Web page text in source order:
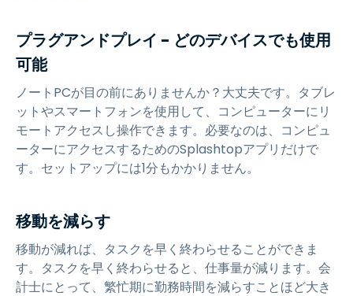
プラグアンドプレイ - どのデバイスでも使用
可能
ノートPCが目の前にありませんか？大丈夫です。タブレ
ットやスマートフォンを使用して、コンピューターにリ
モートアクセスし操作できます。必要なのは、コンピュ
ーターにアクセスするためのSplashtopアプリだけで
す。セットアップには1分もかかりません。
移動を減らす
移動が減れば、タスクを早く終わらせることができま
す。タスクを早く終わらせると、仕事量が減ります。会
計士にとって、繁忙期に勤務時間を減らすことほど大き